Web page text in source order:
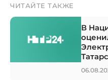
ЧИТАЙТЕ ТАКЖЕ
В